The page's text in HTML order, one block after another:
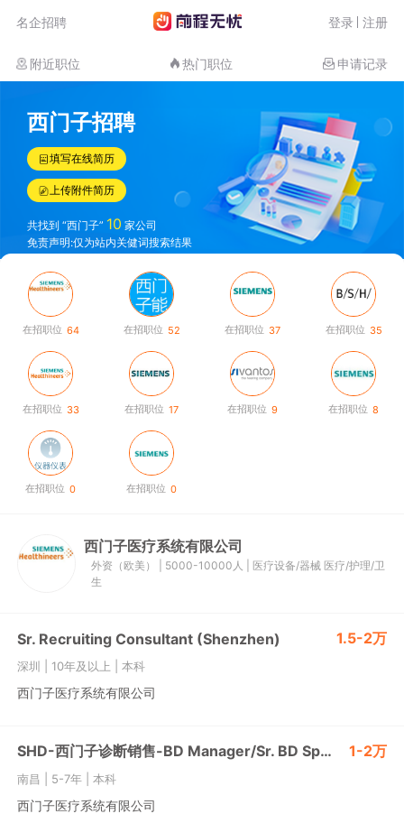
名企招聘 登录 注册
附近职位 热门职位 申请记录
西门子招聘
填写在线简历
上传附件简历
共找到 “西门子” 10 家公司
免责声明:仅为站内关健词搜索结果
在招职位 64 在招职位 52 在招职位 37 在招职位 35
在招职位 33 在招职位 17 在招职位 9 在招职位 8
在招职位 0 在招职位 0
西门子医疗系统有限公司
外资（欧美） 5000-10000人 医疗设备/器械 医疗/护理/卫
生
Sr. Recruiting Consultant (Shenzhen) 1.5-2万
深圳 10年及以上 本科
西门子医疗系统有限公司
SHD-西门子诊断销售-BD Manager/Sr. BD Specialist 1-2万
南昌 5-7年 本科
西门子医疗系统有限公司